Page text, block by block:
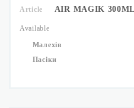
Article AIR MAGIK 300ML
Available
Малехів
Пасіки